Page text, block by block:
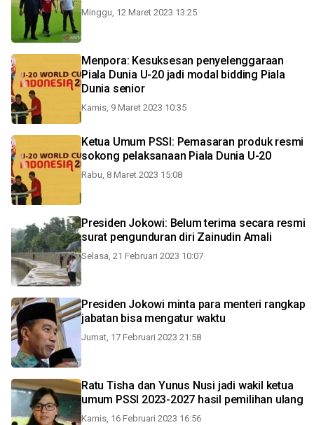
Minggu, 12 Maret 2023 13:25
Menpora: Kesuksesan penyelenggaraan
Piala Dunia U-20 jadi modal bidding Piala
Dunia senior
Kamis, 9 Maret 2023 10:35
Ketua Umum PSSI: Pemasaran produk resmi
sokong pelaksanaan Piala Dunia U-20
Rabu, 8 Maret 2023 15:08
Presiden Jokowi: Belum terima secara resmi
surat pengunduran diri Zainudin Amali
Selasa, 21 Februari 2023 10:07
Presiden Jokowi minta para menteri rangkap
jabatan bisa mengatur waktu
Jumat, 17 Februari 2023 21:58
Ratu Tisha dan Yunus Nusi jadi wakil ketua
umum PSSI 2023-2027 hasil pemilihan ulang
Kamis, 16 Februari 2023 16:56